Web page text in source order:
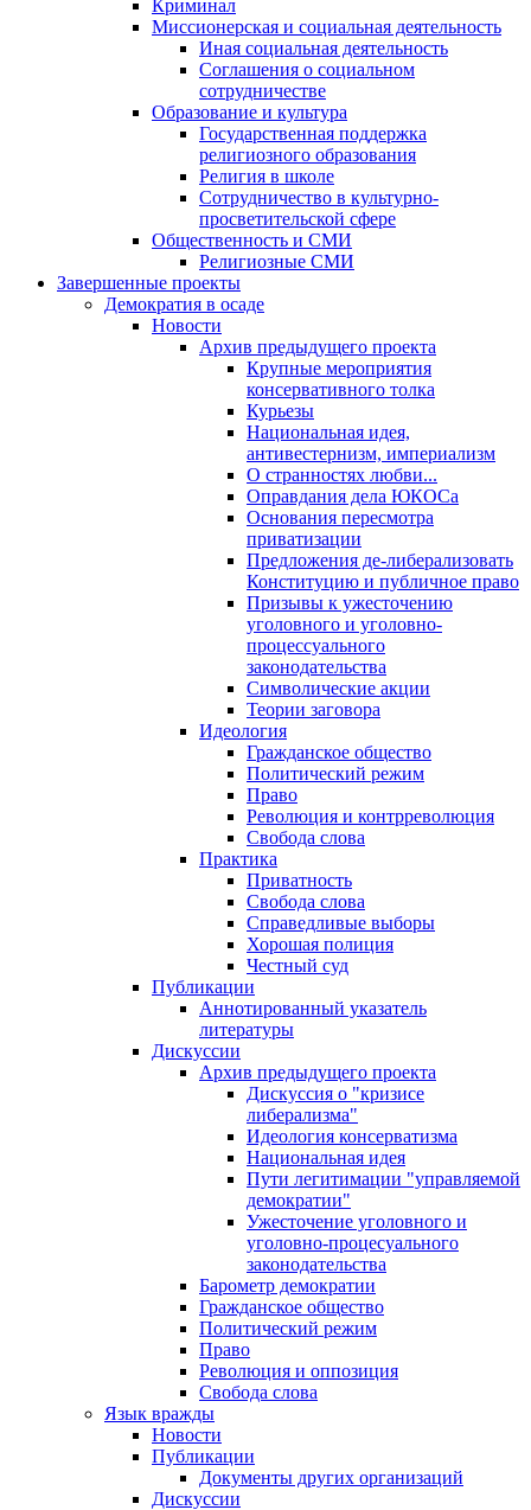
Криминал
Миссионерская и социальная деятельность
Иная социальная деятельность
Соглашения о социальном
сотрудничестве
Образование и культура
Государственная поддержка
религиозного образования
Религия в школе
Сотрудничество в культурно-
просветительской сфере
Общественность и СМИ
Религиозные СМИ
Завершенные проекты
Демократия в осаде
Новости
Архив предыдущего проекта
Крупные мероприятия
консервативного толка
Курьезы
Национальная идея,
антивестернизм, империализм
О странностях любви...
Оправдания дела ЮКОСа
Основания пересмотра
приватизации
Предложения де-либерализовать
Конституцию и публичное право
Призывы к ужесточению
уголовного и уголовно-
процессуального
законодательства
Символические акции
Теории заговора
Идеология
Гражданское общество
Политический режим
Право
Революция и контрреволюция
Свобода слова
Практика
Приватность
Свобода слова
Справедливые выборы
Хорошая полиция
Честный суд
Публикации
Аннотированный указатель
литературы
Дискуссии
Архив предыдущего проекта
Дискуссия о "кризисе
либерализма"
Идеология консерватизма
Национальная идея
Пути легитимации "управляемой
демократии"
Ужесточение уголовного и
уголовно-процесуального
законодательства
Барометр демократии
Гражданское общество
Политический режим
Право
Революция и оппозиция
Свобода слова
Язык вражды
Новости
Публикации
Документы других организаций
Дискуссии